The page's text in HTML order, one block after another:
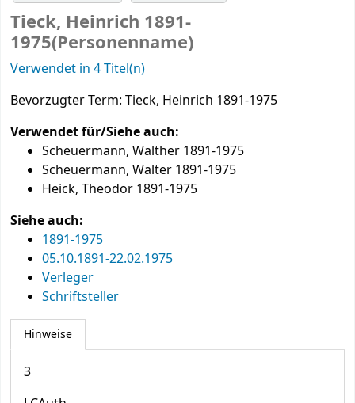
Tieck, Heinrich 1891-
1975(Personenname)
Verwendet in 4 Titel(n)
Bevorzugter Term: Tieck, Heinrich 1891-1975
Verwendet für/Siehe auch:
Scheuermann, Walther 1891-1975
Scheuermann, Walter 1891-1975
Heick, Theodor 1891-1975
Siehe auch:
1891-1975
05.10.1891-22.02.1975
Verleger
Schriftsteller
Hinweise
3